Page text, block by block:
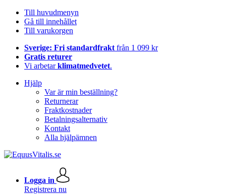
Till huvudmenyn
Gå till innehållet
Till varukorgen
Sverige: Fri standardfrakt från 1 099 kr
Gratis returer
Vi arbetarklimatmedvetet.
Hjälp
Var är min beställning?
Returnerar
Fraktkostnader
Betalningsalternativ
Kontakt
Alla hjälpämnen
Logga in
Registrera nu